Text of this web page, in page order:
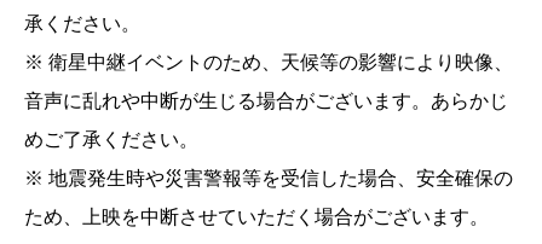
承ください。
※ 衛星中継イベントのため、天候等の影響により映像、
音声に乱れや中断が生じる場合がございます。あらかじ
めご了承ください。
※ 地震発生時や災害警報等を受信した場合、安全確保の
ため、上映を中断させていただく場合がございます。